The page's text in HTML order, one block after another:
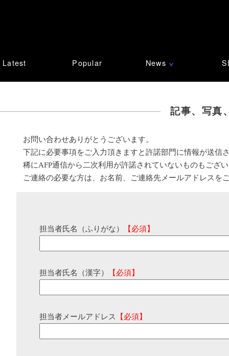
Latest Popular News ∨
記事、写真
お問い合わせありがとうございます。
下記に必要事項をご入力頂きますと許諾部門に情報が送信
稀にAFP通信から二次利用が許諾されていないものもござ
ご連絡の必要な方は、お名前、ご連絡先メールアドレスを
担当者氏名（ふりがな） 【必須】
担当者氏名（漢字） 【必須】
担当者メールアドレス 【必須】